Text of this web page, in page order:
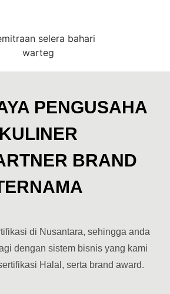
komprehensif mengenai
Murah:
warteg] dan
kekinian" dan
PENGUSAHA
KULINER
BRAND
di Nusantara, sehingga anda
dengan sistem bisnis yang kami
Halal, serta brand award.